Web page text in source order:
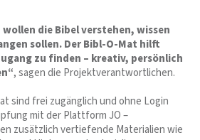
wollen die Bibel verstehen, wissen
sollen. Der Bibl-O-Mat hilft
zu finden – kreativ, persönlich
, sagen die Projektverantwortlichen.
sind frei zugänglich und ohne Login
mit der Plattform JO –
zusätzlich vertiefende Materialien wie